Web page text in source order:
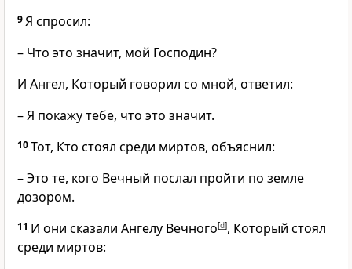
9Я спросил:
– Что это значит, мой Господин?
И Ангел, Который говорил со мной, ответил:
– Я покажу тебе, что это значит.
10Тот, Кто стоял среди миртов, объяснил:
– Это те, кого Вечный послал пройти по земле
дозором.
11 И они сказали Ангелу Вечного[d], Который стоял
среди миртов: